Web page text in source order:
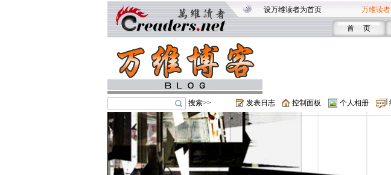
设万维读者为首页 万维读
首 页
搜索>> 发表日志 控制面板 个人相册